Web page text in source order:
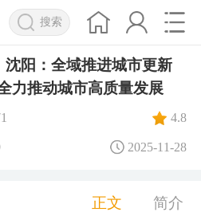
搜索
沈阳：全域推进城市更新
力推动城市高质量发展
4.8
2025-11-28
正文 简介